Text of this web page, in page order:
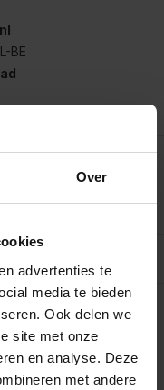
Over
advertenties te
media te bieden
Ook delen we
site met onze
en analyse. Deze
met andere
BE
dezelfde dag
€2,50